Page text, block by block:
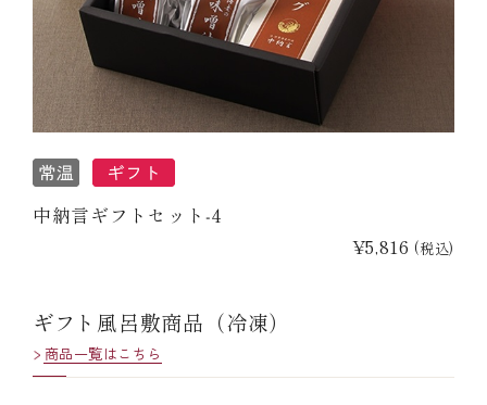
中納言ギフトセット‐4
¥5,816 (税込)
ギフト風呂敷商品（冷凍）
商品一覧はこちら